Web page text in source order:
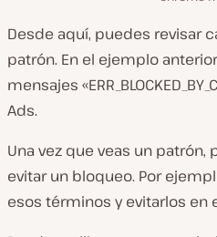
Desde aquí, puedes revisar
patrón. En el ejemplo
mensajes
Ads.
Una vez que veas un
evitar un bloqueo. Por
esos términos y evitarlos en